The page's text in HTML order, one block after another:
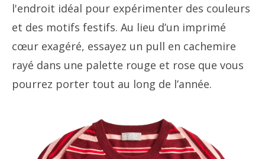
l'endroit idéal pour expérimenter des couleurs
et des motifs festifs. Au lieu d’un imprimé
cœur exagéré, essayez un pull en cachemire
rayé dans une palette rouge et rose que vous
pourrez porter tout au long de l’année.